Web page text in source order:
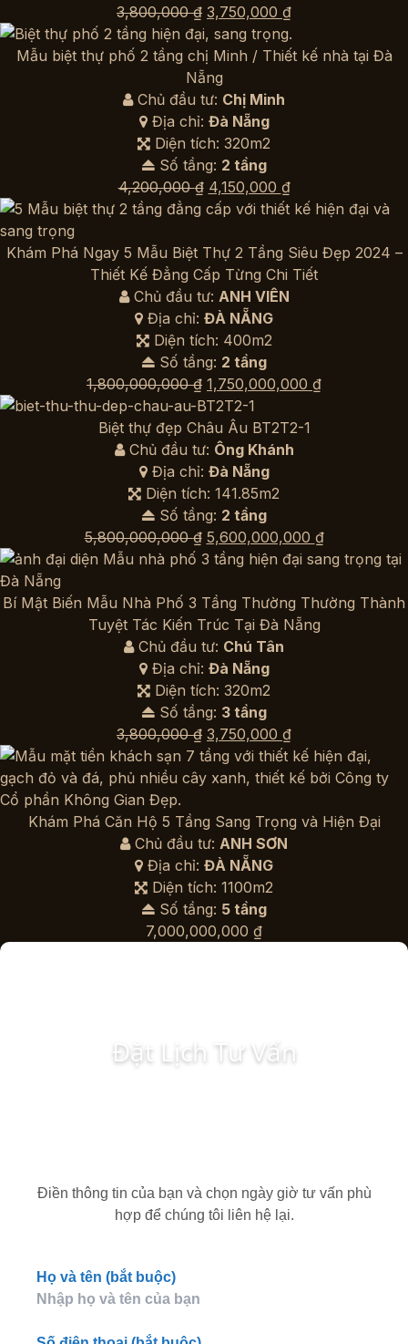
3,800,000₫ Giá
gốc
là:
3,800,000 ₫.
3,750,000 ₫Giá
hiện
tại
Mẫu biệt thự phố 2 tầng chị Minh / Thiết kế nhà tại Đà
Nẵng
Chủ đầu tư: Chị Minh
Địa chỉ: Đà Nẵng
Diện tích: 320m2
Số tầng: 2 tầng
4,200,000₫ Giá
gốc
4,200,000 ₫.
4,150,000 ₫Giá
hiện
là:
4,150,000 ₫.
Khám Phá Ngay 5 Mẫu Biệt Thự 2 Tầng Siêu Đẹp 2024 –
Thiết Kế Đẳng Cấp Từng Chi Tiết
Chủ đầu tư: ANH VIÊN
Địa chỉ: ĐÀ NẴNG
Diện tích: 400m2
Số tầng: 2 tầng
1,800,000,000₫ Giá
gốc
là:
1,800,000,000 ₫.
1,750,000,000 ₫Giá
Biệt thự đẹp Châu Âu BT2T2-1
Chủ đầu tư: Ông Khánh
Địa chỉ: Đà Nẵng
Diện tích: 141.85m2
Số tầng: 2 tầng
5,800,000,000₫ Giá
gốc
5,800,000,000 ₫.
5,600,000,000 ₫Giá
hiện
là:
Bí Mật Biến Mẫu Nhà Phố 3 Tầng Thường Thường Thành
Tuyệt Tác Kiến Trúc Tại Đà Nẵng
Chủ đầu tư: Chú Tân
Địa chỉ: Đà Nẵng
Diện tích: 320m2
Số tầng: 3 tầng
3,800,000₫ Giá
gốc
là:
3,750,000 ₫Giá
hiện
tại
3,750,000 ₫.
Khám Phá Căn Hộ 5 Tầng Sang Trọng và Hiện Đại
Chủ đầu tư: ANH SƠN
Địa chỉ: ĐÀ NẴNG
Diện tích: 1100m2
Số tầng: 5 tầng
7,000,000,000 ₫
Đặt Lịch Tư Vấn
Điền thông tin của bạn và chọn ngày giờ tư vấn phù
hợp để chúng tôi liên hệ lại.
Họ và tên (bắt buộc)